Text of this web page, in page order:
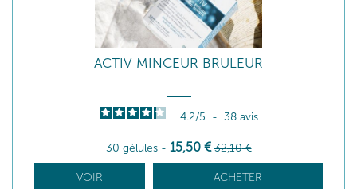
ACTIV MINCEUR BRULEUR
4.2/5 - 38 avis
30 gélules - 15,50 € 32,10 €
VOIR ACHETER